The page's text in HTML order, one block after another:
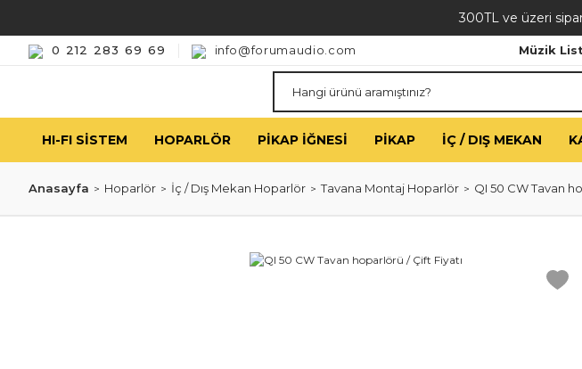
300TL ve üzeri
0 212 283 69 69 info@forumaudio.com Müzik
HI-FI SISTEM HOPARLÖR PIKAP İĞNESI PIKAP İÇ / DIŞ MEKAN
Anasayfa Hoparlör İç / Dış Mekan Hoparlör Tavana Montaj Hoparlör QI 50 CW Tavan